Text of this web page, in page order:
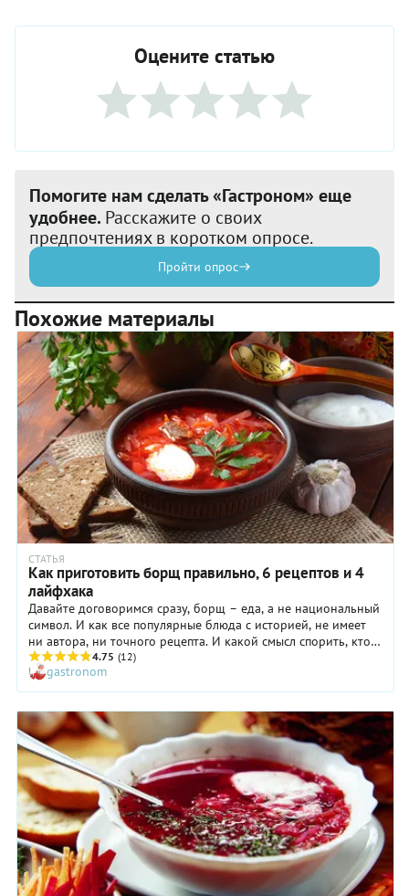
Оцените статью
Помогите нам сделать «Гастроном» еще
удобнее. Расскажите о своих
предпочтениях в коротком опросе.
Пройти опрос
Похожие материалы
СТАТЬЯ
Как приготовить борщ правильно, 6 рецептов и 4
лайфхака
Давайте договоримся сразу, борщ – еда, а не национальный
символ. И как все популярные блюда с историей, не имеет
ни автора, ни точного рецепта. И какой смысл спорить, кто
первый потушил свеклу или натер в суп сало? Лучше просто
варить борщ почаще – да так, чтобы он был вкусным.
4.75 (12)
gastronom